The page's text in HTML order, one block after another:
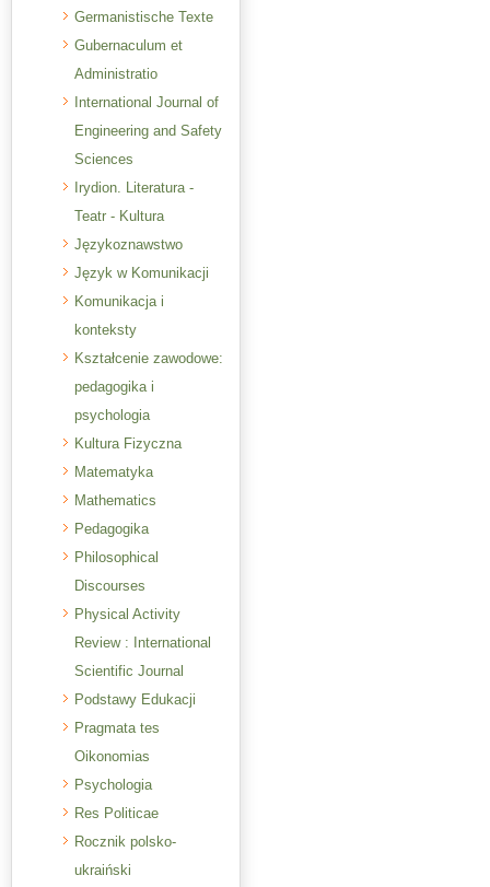
Germanistische Texte
Gubernaculum et
Administratio
International Journal of
Engineering and Safety
Sciences
Irydion. Literatura -
Teatr - Kultura
Językoznawstwo
Język w Komunikacji
Komunikacja i
konteksty
Kształcenie zawodowe:
pedagogika i
psychologia
Kultura Fizyczna
Matematyka
Mathematics
Pedagogika
Philosophical
Discourses
Physical Activity
Review : International
Scientific Journal
Podstawy Edukacji
Pragmata tes
Oikonomias
Psychologia
Res Politicae
Rocznik polsko-
ukraiński